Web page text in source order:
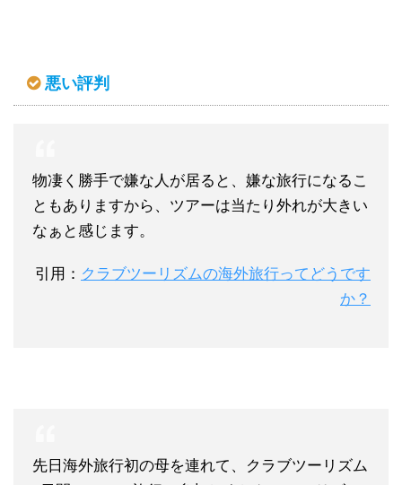
悪い評判
物凄く勝手で嫌な人が居ると、嫌な旅行になるこ
ともありますから、ツアーは当たり外れが大きい
なぁと感じます。
引用： クラブツーリズムの海外旅行ってどうです
か？
先日海外旅行初の母を連れて、クラブツーリズム